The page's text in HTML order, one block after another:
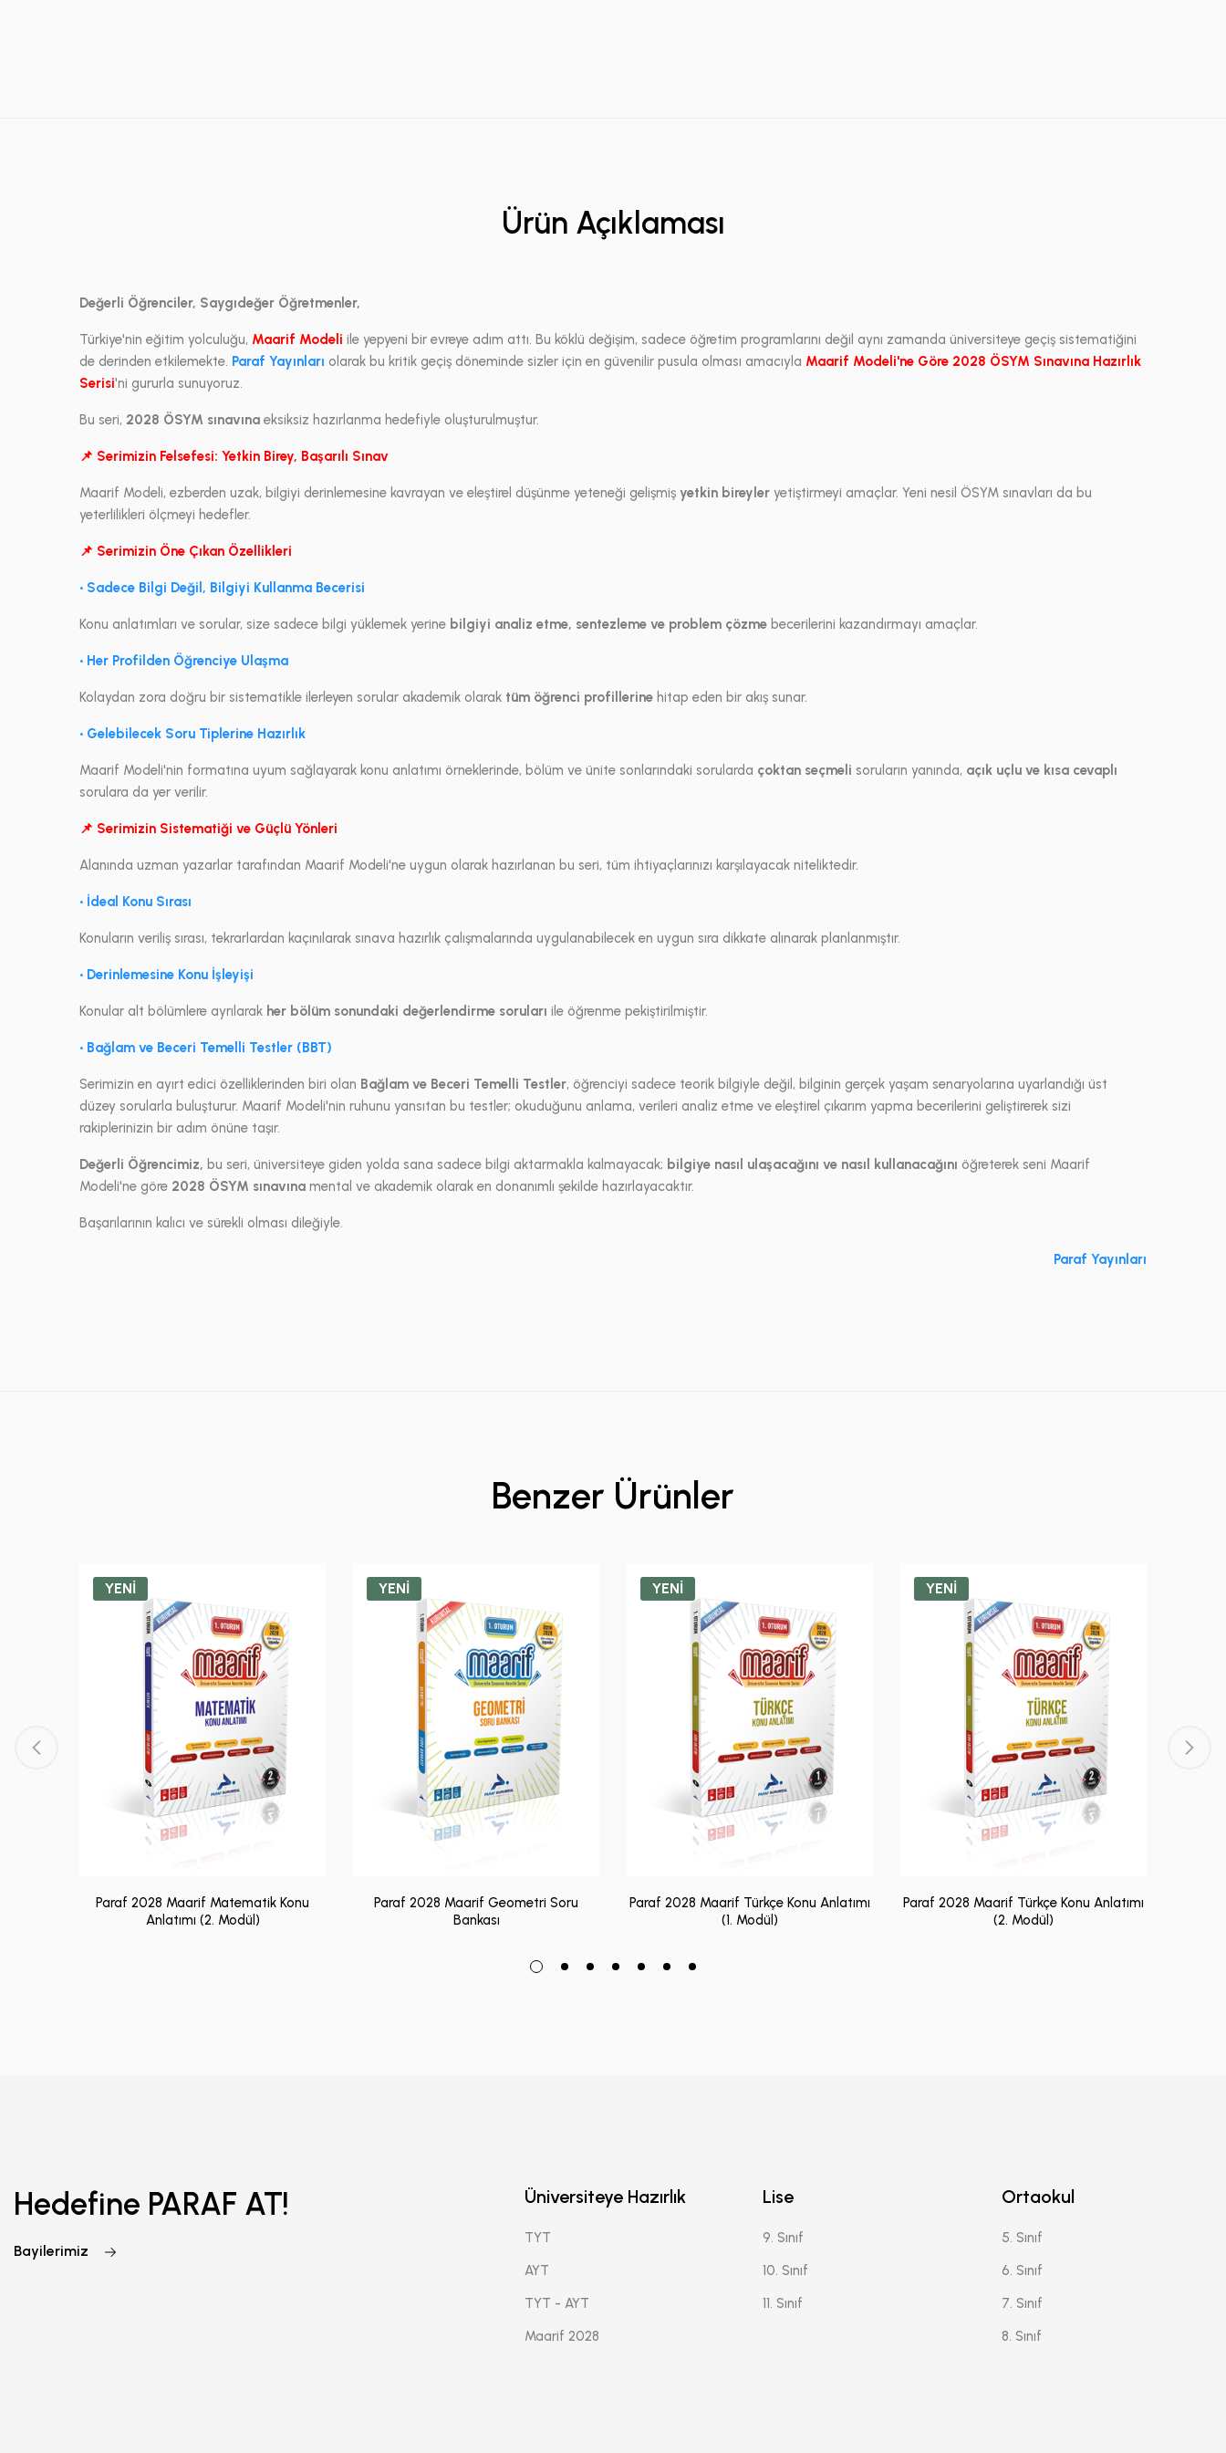
Ürün Açıklaması
Değerli Öğrenciler, Saygıdeğer Öğretmenler,
Türkiye'nin eğitim yolculuğu, Maarif Modeli ile yepyeni bir evreye adım attı. Bu köklü değişim, sadece öğretim programlarını değil aynı zamanda üniversiteye geçiş sistematiğini
de derinden etkilemekte. Paraf Yayınları olarak bu kritik geçiş döneminde sizler için en güvenilir pusula olması amacıyla Maarif Modeli'ne Göre 2028 ÖSYM Sınavına Hazırlık
Serisi'ni gururla sunuyoruz.
Bu seri, 2028 ÖSYM sınavına eksiksiz hazırlanma hedefiyle oluşturulmuştur.
📌 Serimizin Felsefesi: Yetkin Birey, Başarılı Sınav
Maarif Modeli, ezberden uzak, bilgiyi derinlemesine kavrayan ve eleştirel düşünme yeteneği gelişmiş yetkin bireyler yetiştirmeyi amaçlar. Yeni nesil ÖSYM sınavları da bu
yeterlilikleri ölçmeyi hedefler.
📌 Serimizin Öne Çıkan Özellikleri
• Sadece Bilgi Değil, Bilgiyi Kullanma Becerisi
Konu anlatımları ve sorular, size sadece bilgi yüklemek yerine bilgiyi analiz etme, sentezleme ve problem çözme becerilerini kazandırmayı amaçlar.
• Her Profilden Öğrenciye Ulaşma
Kolaydan zora doğru bir sistematikle ilerleyen sorular akademik olarak tüm öğrenci profillerine hitap eden bir akış sunar.
• Gelebilecek Soru Tiplerine Hazırlık
Maarif Modeli'nin formatına uyum sağlayarak konu anlatımı örneklerinde, bölüm ve ünite sonlarındaki sorularda çoktan seçmeli soruların yanında, açık uçlu ve kısa cevaplı
sorulara da yer verilir.
📌 Serimizin Sistematiği ve Güçlü Yönleri
Alanında uzman yazarlar tarafından Maarif Modeli'ne uygun olarak hazırlanan bu seri, tüm ihtiyaçlarınızı karşılayacak niteliktedir.
• İdeal Konu Sırası
Konuların veriliş sırası, tekrarlardan kaçınılarak sınava hazırlık çalışmalarında uygulanabilecek en uygun sıra dikkate alınarak planlanmıştır.
• Derinlemesine Konu İşleyişi
Konular alt bölümlere ayrılarak her bölüm sonundaki değerlendirme soruları ile öğrenme pekiştirilmiştir.
• Bağlam ve Beceri Temelli Testler (BBT)
Serimizin en ayırt edici özelliklerinden biri olan Bağlam ve Beceri Temelli Testler, öğrenciyi sadece teorik bilgiyle değil, bilginin gerçek yaşam senaryolarına uyarlandığı üst
düzey sorularla buluşturur. Maarif Modeli'nin ruhunu yansıtan bu testler; okuduğunu anlama, verileri analiz etme ve eleştirel çıkarım yapma becerilerini geliştirerek sizi
rakiplerinizin bir adım önüne taşır.
Değerli Öğrencimiz, bu seri, üniversiteye giden yolda sana sadece bilgi aktarmakla kalmayacak; bilgiye nasıl ulaşacağını ve nasıl kullanacağını öğreterek seni Maarif
Modeli'ne göre 2028 ÖSYM sınavına mental ve akademik olarak en donanımlı şekilde hazırlayacaktır.
Başarılarının kalıcı ve sürekli olması dileğiyle.
Paraf Yayınları
Benzer Ürünler
YENİ
Paraf 2028 Maarif Matematik Konu
Anlatımı (2. Modül)
YENİ
Paraf 2028 Maarif Geometri Soru
Bankası
YENİ
Paraf 2028 Maarif Türkçe Konu Anlatımı
(1. Modül)
YENİ
Paraf 2028 Maarif Türkçe Konu Anlatımı
(2. Modül)
Hedefine PARAF AT!
Bayilerimiz
Üniversiteye Hazırlık
TYT
AYT
TYT - AYT
Maarif 2028
Lise
9. Sınıf
10. Sınıf
11. Sınıf
Ortaokul
5. Sınıf
6. Sınıf
7. Sınıf
8. Sınıf